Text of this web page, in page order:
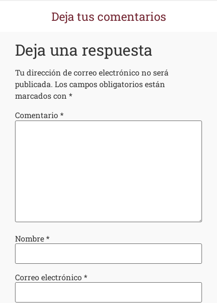
Deja tus comentarios
Deja una respuesta
Tu dirección de correo electrónico no será
publicada. Los campos obligatorios están
marcados con*
Comentario*
Nombre*
Correo electrónico*